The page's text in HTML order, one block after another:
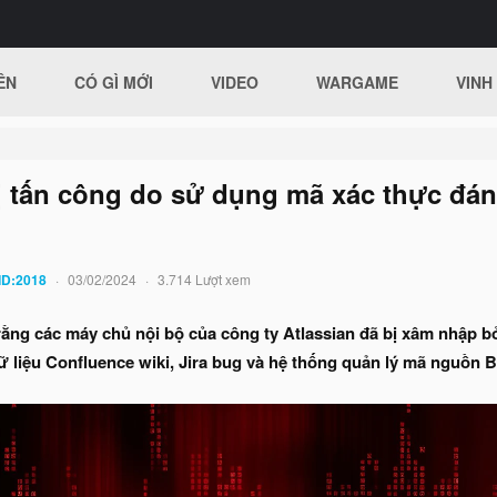
CÓ GÌ MỚI VIDEO WARGAME
công do sử dụng mã xác thực
03/02/2024 3.714 Lượt xem
các máy chủ nội bộ của công ty Atlassian đã bị xâm nhập
liệu Confluence wiki, Jira bug và hệ thống quản lý mã nguồn